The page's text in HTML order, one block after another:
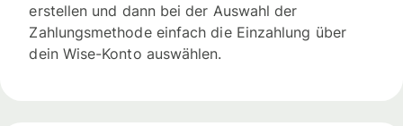
erstellen und dann bei der Auswahl der
Zahlungsmethode einfach die Einzahlung über
dein Wise-Konto auswählen.